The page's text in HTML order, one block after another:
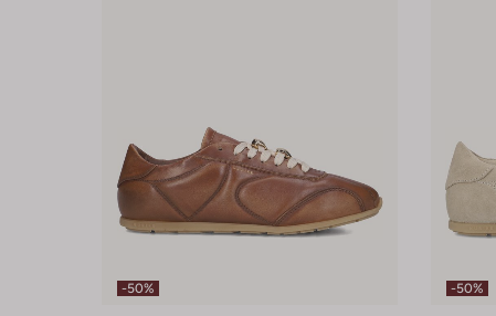
-50% -50%